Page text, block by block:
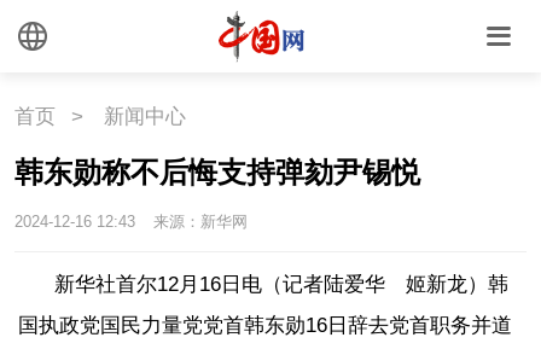
首页 > 新闻中心
韩东勋称不后悔支持弹劾尹锡悦
2024-12-16 12:43 来源：新华网
新华社首尔12月16日电（记者陆爱华 姬新龙）韩
国执政党国民力量党党首韩东勋16日辞去党首职务并道